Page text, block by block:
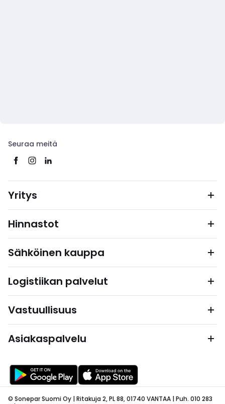
Seuraa meitä
Yritys
Hinnastot
Sähköinen kauppa
Logistiikan palvelut
Vastuullisuus
Asiakaspalvelu
© Sonepar Suomi Oy | Ritakuja 2, PL 88, 01740 VANTAA | Puh. 010 283